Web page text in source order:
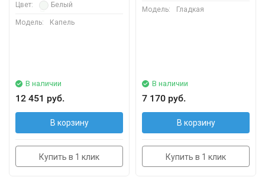
Цвет: Белый
Модель: Капель
В наличии
12 451 руб.
В корзину
Купить в 1 клик
Модель: Гладкая
В наличии
7 170 руб.
В корзину
Купить в 1 клик